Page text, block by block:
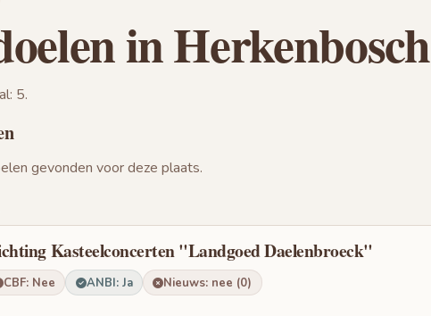
in Herkenbosch
5.
gevonden voor deze plaats.
Kasteelconcerten "Landgoed Daelenbroeck"
CBF: Nee ANBI: Ja Nieuws: nee (0)